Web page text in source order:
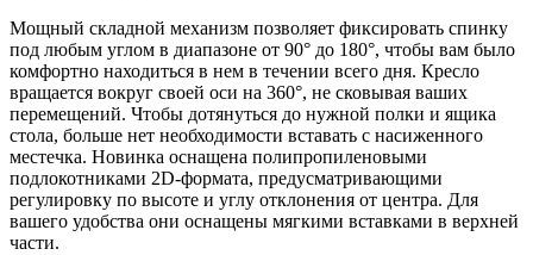
Мощный складной механизм позволяет фиксировать спинку
под любым углом в диапазоне от 90° до 180°, чтобы вам было
комфортно находиться в нем в течении всего дня. Кресло
вращается вокруг своей оси на 360°, не сковывая ваших
перемещений. Чтобы дотянуться до нужной полки и ящика
стола, больше нет необходимости вставать с насиженного
местечка. Новинка оснащена полипропиленовыми
подлокотниками 2D-формата, предусматривающими
регулировку по высоте и углу отклонения от центра. Для
вашего удобства они оснащены мягкими вставками в верхней
части.